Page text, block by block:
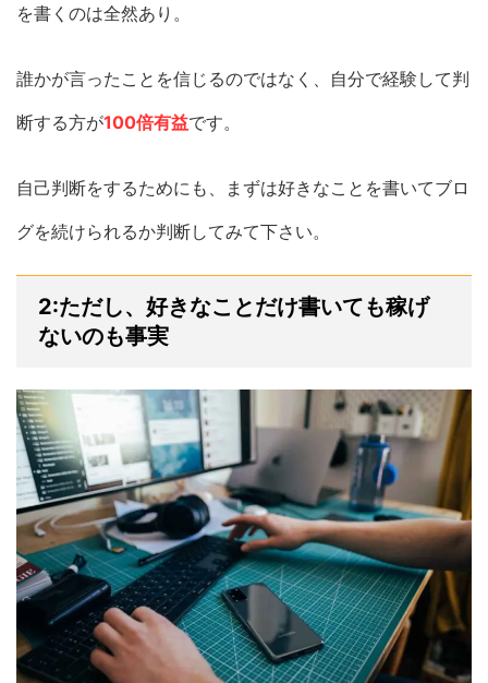
を書くのは全然あり。
誰かが言ったことを信じるのではなく、自分で経験して判
断する方が100倍有益です。
自己判断をするためにも、まずは好きなことを書いてブロ
グを続けられるか判断してみて下さい。
2:ただし、好きなことだけ書いても稼げ
ないのも事実